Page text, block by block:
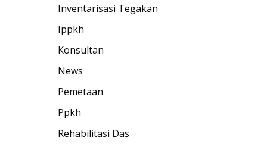
Inventarisasi Tegakan
Ippkh
Konsultan
News
Pemetaan
Ppkh
Rehabilitasi Das